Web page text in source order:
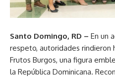
Santo Domingo, RD – En un
respeto, autoridades rindieron
Frutos Burgos, una figura
la República Dominicana.